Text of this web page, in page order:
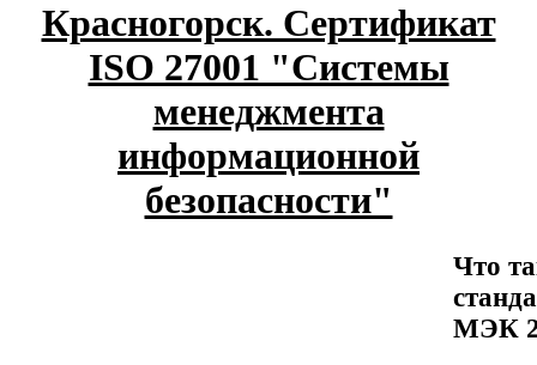
Красногорск. Сертификат
ISO 27001 "Системы
менеджмента
информационной
безопасности"
Что
МЭК